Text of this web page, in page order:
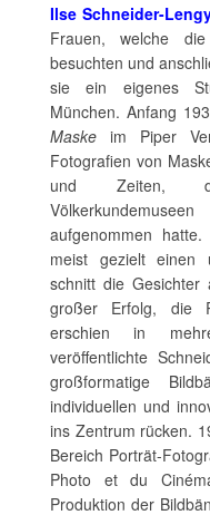
Ilse Schneider-
Frauen, welche
besuchten und
sie ein eigenes
München. Anfang
Maske im Piper
Fotografien von
und Zeiten,
aufgenommen
meist gezielt einen
schnitt die
großer Erfolg, die
erschien in
veröffentlichte
großformatige
individuellen und
ins Zentrum rücken.
Bereich Porträt-
Photo et du
Produktion der